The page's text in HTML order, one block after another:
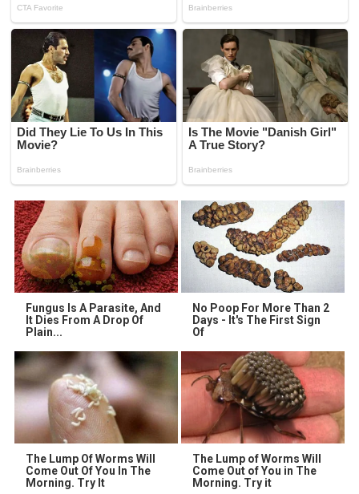
Fungus Is A Parasite, And
It Dies From A Drop Of
Plain...
No Poop For More Than 2
Days - It's The First Sign
Of
The Lump Of Worms Will
Come Out Of You In The
Morning. Try It
The Lump of Worms Will
Come Out of You in The
Morning. Try it